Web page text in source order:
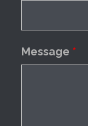
Message *